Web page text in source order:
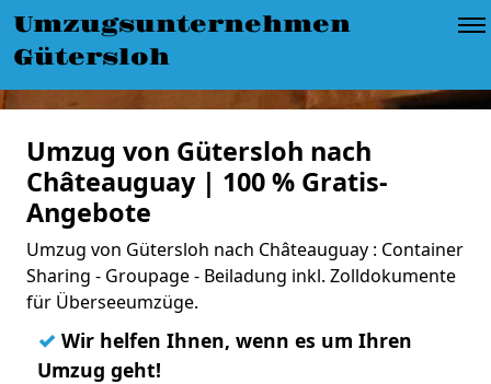
Umzugsunternehmen
Gütersloh
Umzug von Gütersloh nach
Châteauguay | 100 % Gratis-
Angebote
Umzug von Gütersloh nach Châteauguay : Container
Sharing - Groupage - Beiladung inkl. Zolldokumente
für Überseeumzüge.
✓ Wir helfen Ihnen, wenn es um Ihren
Umzug geht!